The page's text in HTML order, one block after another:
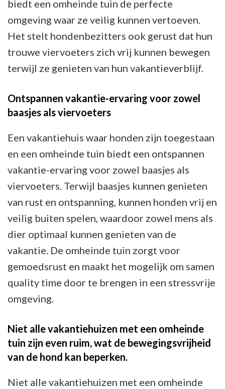
biedt een omheinde tuin de perfecte
omgeving waar ze veilig kunnen vertoeven.
Het stelt hondenbezitters ook gerust dat hun
trouwe viervoeters zich vrij kunnen bewegen
terwijl ze genieten van hun vakantieverblijf.
Ontspannen vakantie-ervaring voor zowel
baasjes als viervoeters
Een vakantiehuis waar honden zijn toegestaan
en een omheinde tuin biedt een ontspannen
vakantie-ervaring voor zowel baasjes als
viervoeters. Terwijl baasjes kunnen genieten
van rust en ontspanning, kunnen honden vrij en
veilig buiten spelen, waardoor zowel mens als
dier optimaal kunnen genieten van de
vakantie. De omheinde tuin zorgt voor
gemoedsrust en maakt het mogelijk om samen
quality time door te brengen in een stressvrije
omgeving.
Niet alle vakantiehuizen met een omheinde
tuin zijn even ruim, wat de bewegingsvrijheid
van de hond kan beperken.
Niet alle vakantiehuizen met een omheinde